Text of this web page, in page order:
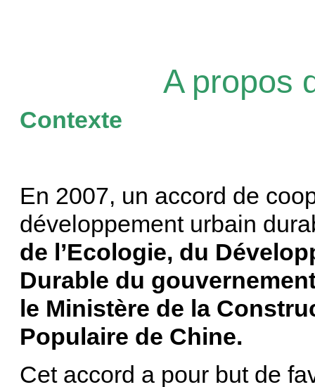
A propos
Contexte
En 2007, un accord de
développement urbain
de l’Ecologie, du
Durable du
le Ministère de la
Populaire de Chine.
Cet accord a pour but de